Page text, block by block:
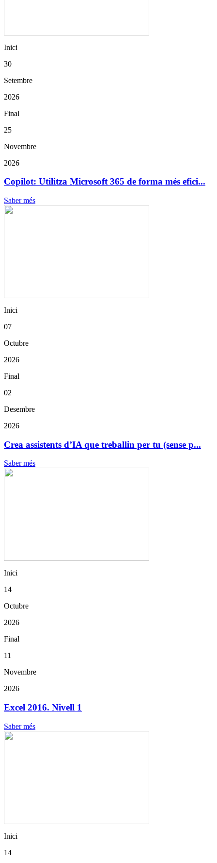
Inici
30
Setembre
2026
Final
25
Novembre
2026
Copilot: Utilitza Microsoft 365 de forma més efici...
Saber més
Inici
07
Octubre
2026
Final
02
Desembre
2026
Crea assistents d’IA que treballin per tu (sense p...
Saber més
Inici
14
Octubre
2026
Final
11
Novembre
2026
Excel 2016. Nivell 1
Saber més
Inici
14